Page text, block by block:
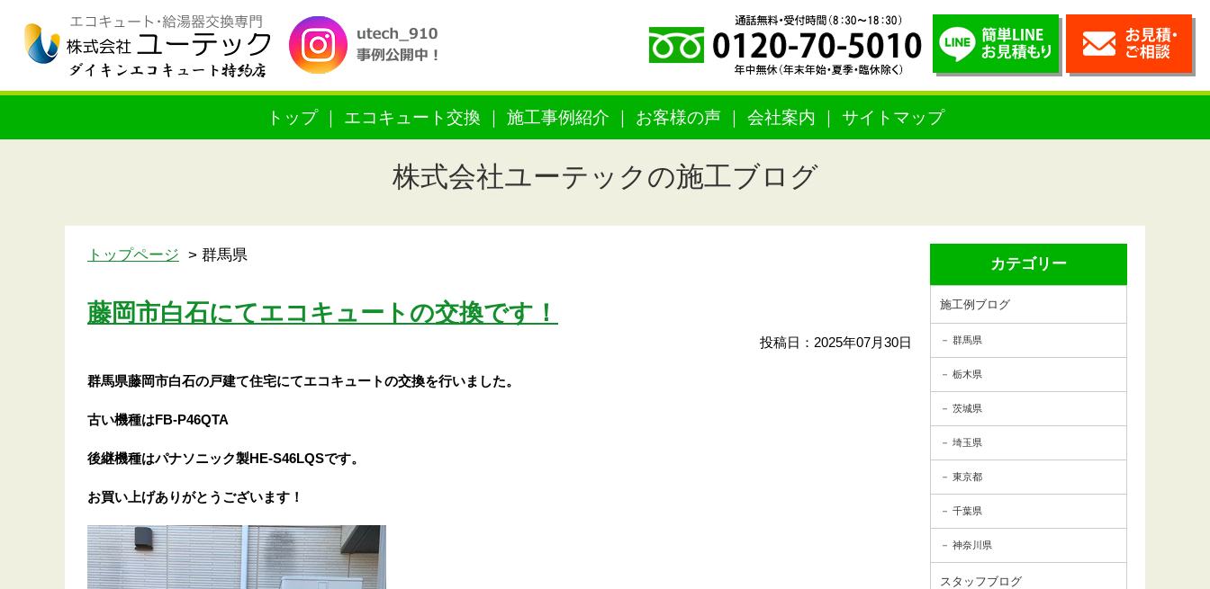
トップ エコキュート交換 施工事例紹介 お客様の声 会社案内 サイトマップ
株式会社ユーテックの施工ブログ
カテゴリー
施工例ブログ
群馬県
栃木県
茨城県
埼玉県
東京都
千葉県
神奈川県
スタッフブログ
トップページ 群馬県
藤岡市白石にてエコキュートの交換です！
投稿日：2025年07月30日
群馬県藤岡市白石の戸建て住宅にてエコキュートの交換を行いました。
古い機種はFB-P46QTA
後継機種はパナソニック製HE-S46LQSです。
お買い上げありがとうございます！